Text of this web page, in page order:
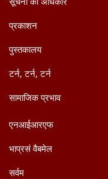
प्रकाशन
पुस्तकालय
टर्न, टर्न, टर्न
सामाजिक प्रभाव
एनआईआरएफ
भाप्रसं वैबमेल
सर्वम